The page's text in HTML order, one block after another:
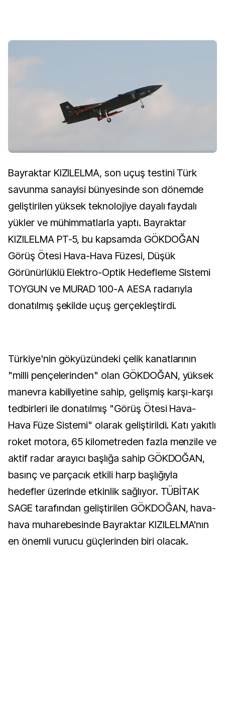
Bayraktar KIZILELMA, son uçuş testini Türk
savunma sanayisi bünyesinde son dönemde
geliştirilen yüksek teknolojiye dayalı faydalı
yükler ve mühimmatlarla yaptı. Bayraktar
KIZILELMA PT-5, bu kapsamda GÖKDOĞAN
Görüş Ötesi Hava-Hava Füzesi, Düşük
Görünürlüklü Elektro-Optik Hedefleme Sistemi
TOYGUN ve MURAD 100-A AESA radarıyla
donatılmış şekilde uçuş gerçekleştirdi.
Türkiye'nin gökyüzündeki çelik kanatlarının
"milli pençelerinden" olan GÖKDOĞAN, yüksek
manevra kabiliyetine sahip, gelişmiş karşı-karşı
tedbirleri ile donatılmış "Görüş Ötesi Hava-
Hava Füze Sistemi" olarak geliştirildi. Katı yakıtlı
roket motora, 65 kilometreden fazla menzile ve
aktif radar arayıcı başlığa sahip GÖKDOĞAN,
basınç ve parçacık etkili harp başlığıyla
hedefler üzerinde etkinlik sağlıyor. TÜBİTAK
SAGE tarafından geliştirilen GÖKDOĞAN, hava-
hava muharebesinde Bayraktar KIZILELMA'nın
en önemli vurucu güçlerinden biri olacak.